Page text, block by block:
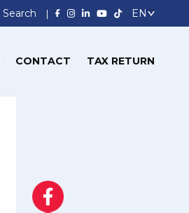
Search
CONTACT TAX RETURN